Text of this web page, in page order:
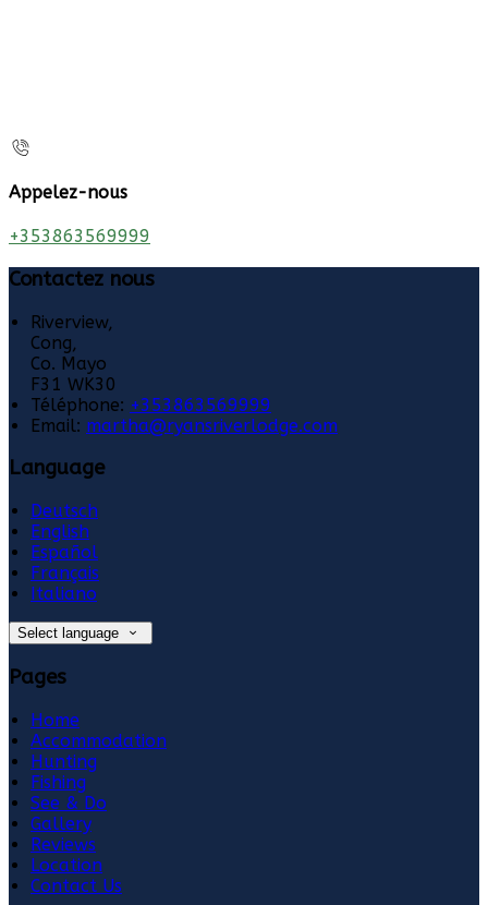
Appelez-nous
+353863569999
Contactez nous
Riverview,
Cong,
Co. Mayo
F31 WK30
Téléphone: +353863569999
Email: martha@ryansriverlodge.com
Language
Deutsch
English
Español
Français
Italiano
Select language
Pages
Home
Accommodation
Hunting
Fishing
See & Do
Gallery
Reviews
Location
Contact Us